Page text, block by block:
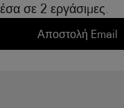
σε 2 εργάσιμες.
Αποστολή Email